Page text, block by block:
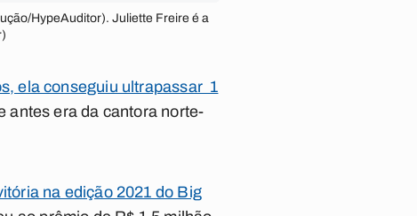
HypeAuditor). Juliette Freire é a
ela conseguiu ultrapassar 1
antes era da cantora norte-
na edição 2021 do Big